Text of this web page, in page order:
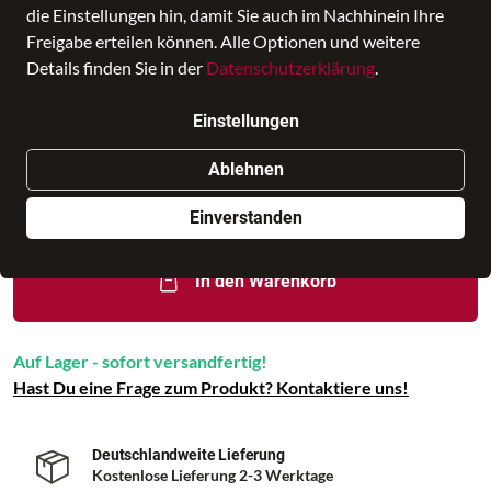
die Einstellungen hin, damit Sie auch im Nachhinein Ihre
Freigabe erteilen können. Alle Optionen und weitere
Details finden Sie in der Datenschutzerklärung.
Einstellungen
Ablehnen
Einverstanden
Taschenschirm T.201 Medium
Duomatic Liana Rosewood
Preis
69,99 € inkl. MwSt., Versand
Nur noch weniger als 3 Artikel im Geschäft vorhanden.
In den Warenkorb
Auf Lager - sofort versandfertig!
Hast Du eine Frage zum Produkt? Kontaktiere uns!
Deutschlandweite Lieferung
Kostenlose Lieferung 2-3 Werktage